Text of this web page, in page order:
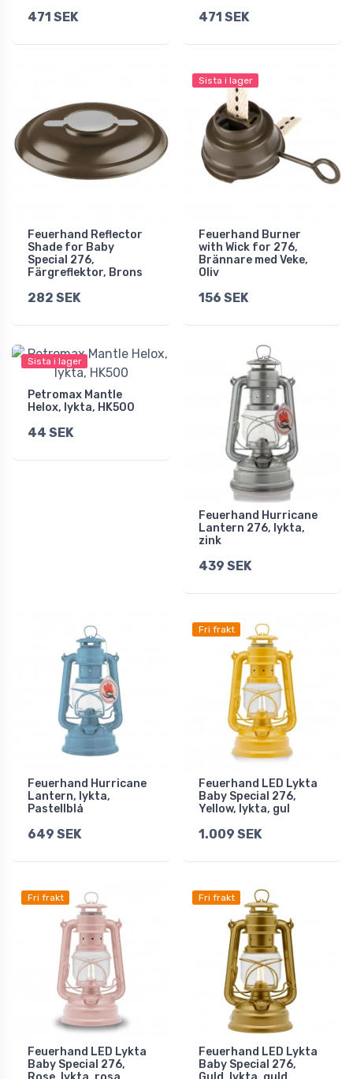
471 SEK 471 SEK
Feuerhand Reflector
Shade for Baby
Special 276,
Färgreflektor, Brons
282 SEK
Sista i lager
Feuerhand Burner
with Wick for 276,
Brännare med Veke,
Oliv
156 SEK
Sista i lager
Petromax Mantle
Helox, lykta, HK500
44 SEK
Feuerhand Hurricane
Lantern 276, lykta,
zink
439 SEK
Feuerhand Hurricane
Lantern, lykta,
Pastellblå
649 SEK
Fri frakt
Feuerhand LED Lykta
Baby Special 276,
Yellow, lykta, gul
1.009 SEK
Fri frakt
Feuerhand LED Lykta
Baby Special 276,
Fri frakt
Feuerhand LED Lykta
Baby Special 276,